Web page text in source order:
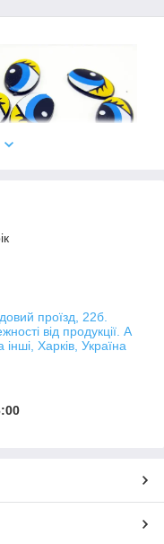
ідея автора завдяки
створити
рекомендуємо замовити
магазину. У нас ви
іграшок
різні елементи
вашого виробу:
12, 18 мм.
18 мм.
18 мм.
проїзд, 22б.
від продукції. А
інші, Харків, Україна